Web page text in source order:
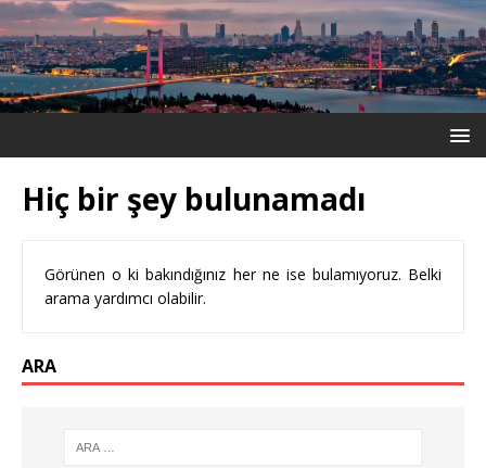
Hiç bir şey bulunamadı
Görünen o ki bakındığınız her ne ise bulamıyoruz. Belki
arama yardımcı olabilir.
ARA